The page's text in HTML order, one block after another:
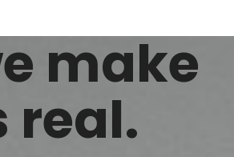
make
real.